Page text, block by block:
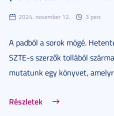
2024. november 12. 3 perc
A padból a sorok mögé.
SZTE-s szerzők tollából
mutatunk egy könyvet,
Részletek